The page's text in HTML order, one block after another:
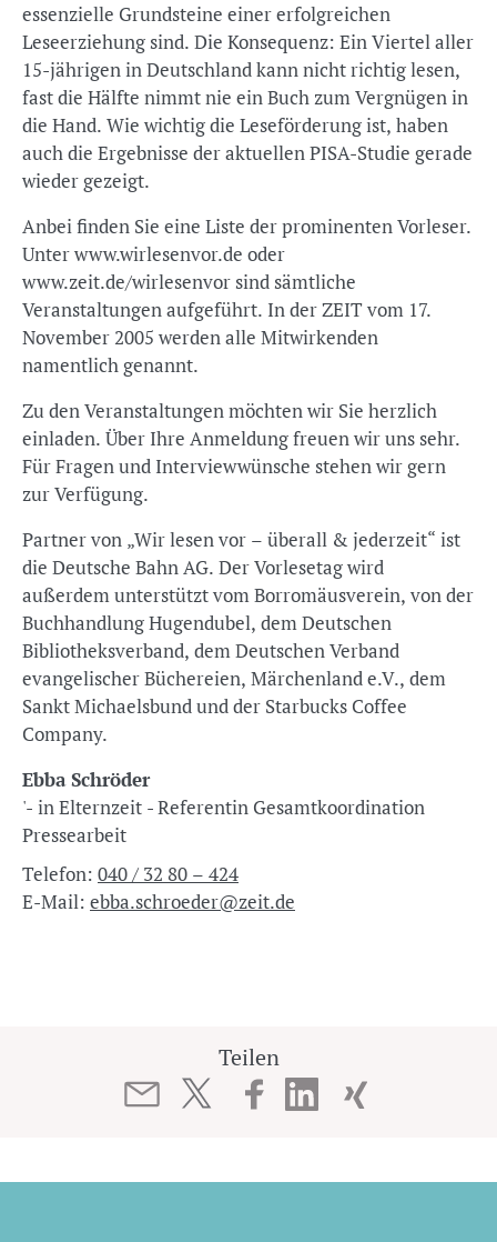
essenzielle Grundsteine einer erfolgreichen
Leseerziehung sind. Die Konsequenz: Ein Viertel aller
15-jährigen in Deutschland kann nicht richtig lesen,
fast die Hälfte nimmt nie ein Buch zum Vergnügen in
die Hand. Wie wichtig die Leseförderung ist, haben
auch die Ergebnisse der aktuellen PISA-Studie gerade
wieder gezeigt.
Anbei finden Sie eine Liste der prominenten Vorleser.
Unter www.wirlesenvor.de oder
www.zeit.de/wirlesenvor sind sämtliche
Veranstaltungen aufgeführt. In der ZEIT vom 17.
November 2005 werden alle Mitwirkenden
namentlich genannt.
Zu den Veranstaltungen möchten wir Sie herzlich
einladen. Über Ihre Anmeldung freuen wir uns sehr.
Für Fragen und Interviewwünsche stehen wir gern
zur Verfügung.
Partner von „Wir lesen vor – überall & jederzeit“ ist
die Deutsche Bahn AG. Der Vorlesetag wird
außerdem unterstützt vom Borromäusverein, von der
Buchhandlung Hugendubel, dem Deutschen
Bibliotheksverband, dem Deutschen Verband
evangelischer Büchereien, Märchenland e.V., dem
Sankt Michaelsbund und der Starbucks Coffee
Company.
Ebba Schröder
'- in Elternzeit - Referentin Gesamtkoordination
Pressearbeit
Telefon: 040 / 32 80 – 424
E-Mail: ebba.schroeder@zeit.de
Teilen